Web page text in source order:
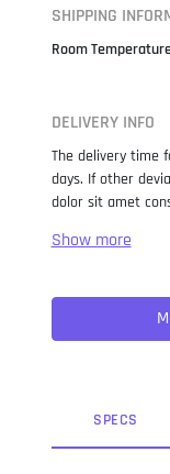
SHIPPING
Room
DELIVERY INFO
The delivery time
days. If other
dolor sit amet
when an unknown
not only five
typesetting,
popularised in
SPECS